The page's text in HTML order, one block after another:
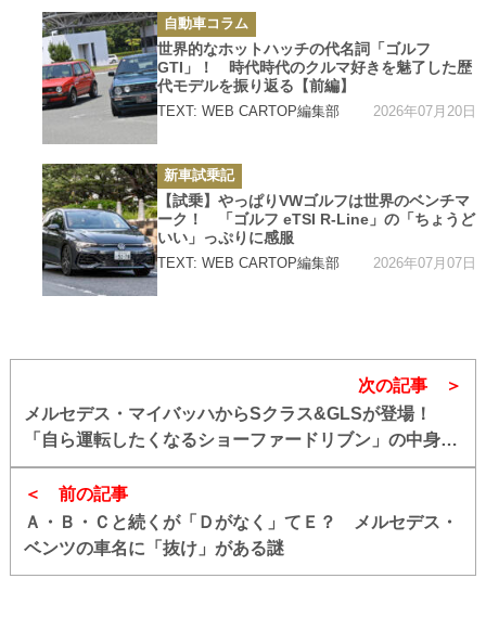
カ
テ
ゴ
リ
ー
自動車コラム
世界的なホットハッチの代名詞「ゴルフ
GTI」！ 時代時代のクルマ好きを魅了した歴
代モデルを振り返る【前編】
TEXT: WEB CARTOP編集部 2026年07月20日
カ
テ
ゴ
リ
ー
新車試乗記
【試乗】やっぱりVWゴルフは世界のベンチマ
ーク！ 「ゴルフ eTSI R-Line」の「ちょうど
いい」っぷりに感服
TEXT: WEB CARTOP編集部 2026年07月07日
前の記事
Ａ・Ｂ・Ｃと続くが「Ｄがなく」てＥ？ メルセデス・
ベンツの車名に「抜け」がある謎
次の記事
メルセデス・マイバッハからSクラス&GLSが登場！
「自ら運転したくなるショーファードリブン」の中身と
は